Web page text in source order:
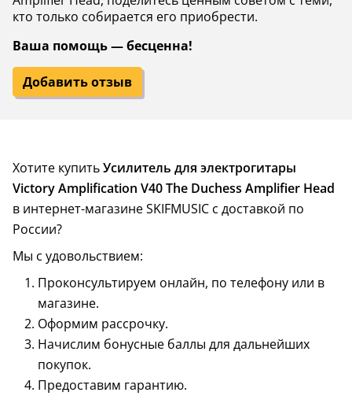
кто только собирается его приобрести.
Ваша помощь — бесценна!
Добавить отзыв
Хотите купитьУсилитель для электрогитары
Victory Amplification V40 The Duchess Amplifier Head
в интернет-магазине SKIFMUSIC с доставкой по
России?
Мы с удовольствием:
Проконсультируем онлайн, по телефону или в
магазине.
Оформим рассрочку.
Начислим бонусные баллы для дальнейших
покупок.
Предоставим гарантию.